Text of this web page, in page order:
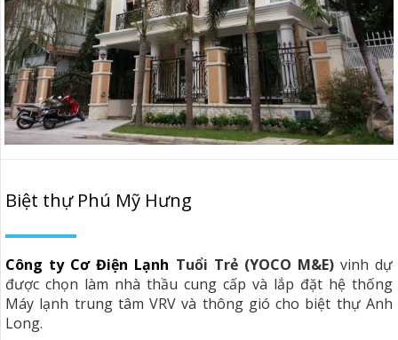
Biệt thự Phú Mỹ Hưng
Công ty Cơ Điện Lạnh Tuổi Trẻ (YOCO M&E)vinh dự
được chọn làm nhà thầu cung cấp và lắp đặt hệ thống
Máy lạnh trung tâm VRV và thông gió cho biệt thự Anh
Long.